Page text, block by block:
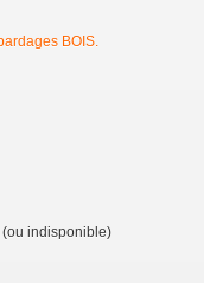
BOIS.
indisponible)